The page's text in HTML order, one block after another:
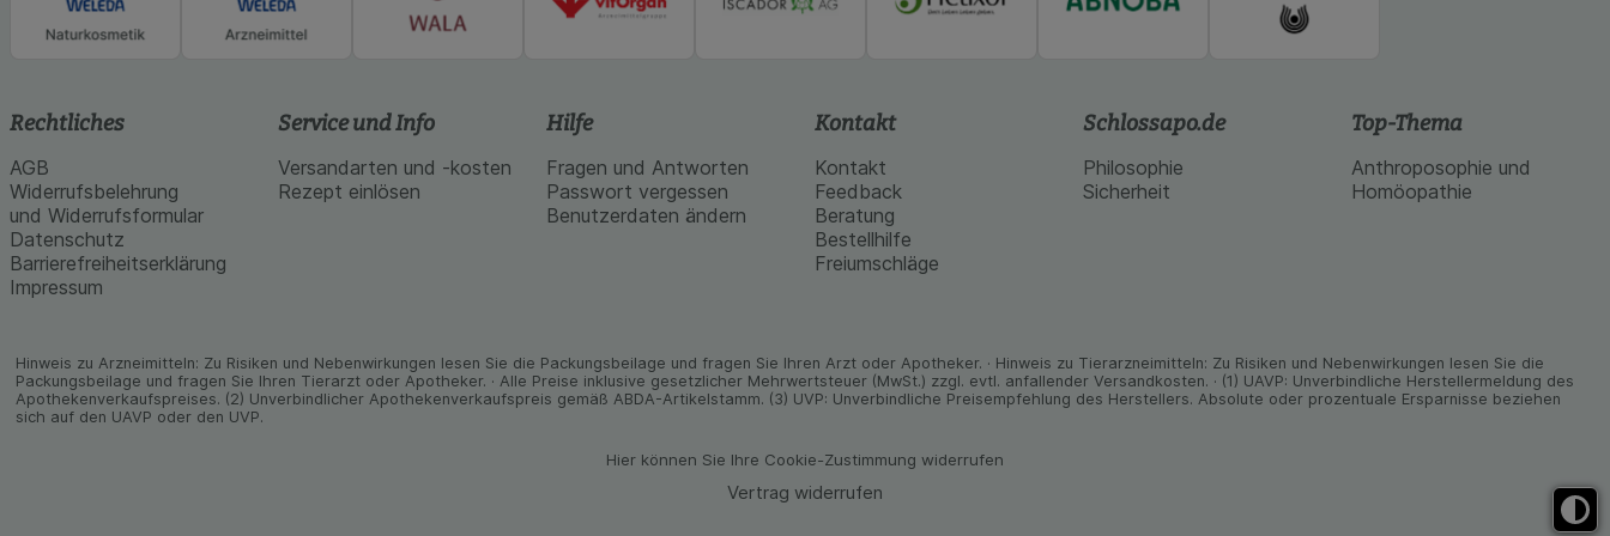
Rechtliches
AGB
Widerrufsbelehrung
und Widerrufsformular
Datenschutz
Barrierefreiheitserklärung
Impressum
Service und Info
Versandarten und -kosten
Rezept einlösen
Hilfe
Fragen und Antworten
Passwort vergessen
Benutzerdaten ändern
Kontakt
Kontakt
Feedback
Beratung
Bestellhilfe
Freiumschläge
Schlossapo.de
Philosophie
Sicherheit
Top-Thema
Anthroposophie und
Homöopathie
Hinweis zu Arzneimitteln: Zu Risiken und Neben­wirkungen lesen Sie die Packungs­beilage und fragen Sie Ihren Arzt oder Apo­theker. · Hinweis zu Tier­arz­nei­mitteln: Zu Risiken und Neben­wirkungen lesen Sie die
Packungs­beilage und fragen Sie Ihren Tier­arzt oder Apo­theker. · Alle Preise inklusive gesetz­licher Mehrwertsteuer (MwSt.) zzgl. evtl. anfallender Versand­kosten. · (1) UAVP: Unverbindliche Herstellermeldung des
Apothekenverkaufspreises. (2) Unverbindlicher Apothekenverkaufspreis gemäß ABDA-Artikelstamm. (3) UVP: Unverbindliche Preisempfehlung des Herstellers. Absolute oder prozentuale Ersparnisse beziehen
sich auf den UAVP oder den UVP.
Hier können Sie Ihre Cookie-Zustimmung widerrufen
Vertrag widerrufen